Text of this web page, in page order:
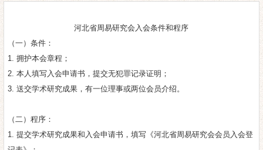
河北省周易研究会入会条件和程序
（一）条件：
1. 拥护本会章程；
2. 本人填写入会申请书，提交无犯罪记录证明；
3. 送交学术研究成果，有一位理事或两位会员介绍。
（二）程序：
1. 提交学术研究成果和入会申请书，填写《河北省周易研究会会员入会登